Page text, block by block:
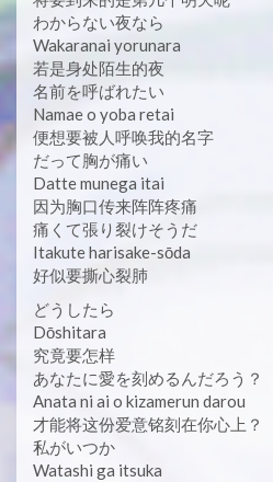
わからない夜なら
Wakaranai yorunara
若是身处陌生的夜
名前を呼ばれたい
Namae o yoba retai
便想要被人呼唤我的名字
だって胸が痛い
Datte munega itai
因为胸口传来阵阵疼痛
痛くて張り裂けそうだ
Itakute harisake-sōda
好似要撕心裂肺
どうしたら
Dōshitara
究竟要怎样
あなたに愛を刻めるんだろう？
Anata ni ai o kizamerun darou
才能将这份爱意铭刻在你心上？
私がいつか
Watashi ga itsuka